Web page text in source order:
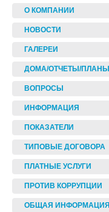
О КОМПАНИИ
НОВОСТИ
ГАЛЕРЕИ
ДОМА/ОТЧЕТЫ/ПЛАНЫ
ВОПРОСЫ
ИНФОРМАЦИЯ
ПОКАЗАТЕЛИ
ТИПОВЫЕ ДОГОВОРА
ПЛАТНЫЕ УСЛУГИ
ПРОТИВ КОРРУПЦИИ
ОБЩАЯ ИНФОРМАЦИЯ